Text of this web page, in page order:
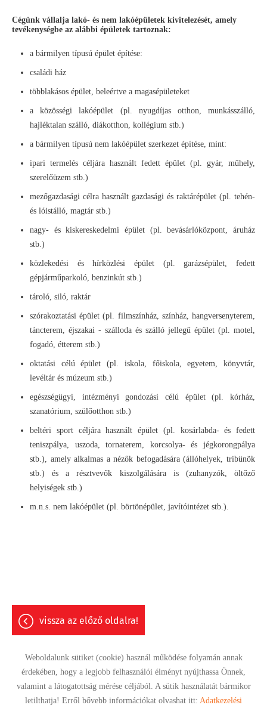
Cégünk vállalja lakó- és nem lakóépületek kivitelezését, amely
tevékenységbe az alábbi épületek tartoznak:
a bármilyen típusú épület építése:
családi ház
többlakásos épület, beleértve a magasépületeket
a közösségi lakóépület (pl. nyugdíjas otthon, munkásszálló,
hajléktalan szálló, diákotthon, kollégium stb.)
a bármilyen típusú nem lakóépület szerkezet építése, mint:
ipari termelés céljára használt fedett épület (pl. gyár, műhely,
szerelőüzem stb.)
mezőgazdasági célra használt gazdasági és raktárépület (pl. tehén-
és lóistálló, magtár stb.)
nagy- és kiskereskedelmi épület (pl. bevásárlóközpont, áruház
stb.)
közlekedési és hírközlési épület (pl. garázsépület, fedett
gépjárműparkoló, benzinkút stb.)
tároló, siló, raktár
szórakoztatási épület (pl. filmszínház, színház, hangversenyterem,
táncterem, éjszakai - szálloda és szálló jellegű épület (pl. motel,
fogadó, étterem stb.)
oktatási célú épület (pl. iskola, főiskola, egyetem, könyvtár,
levéltár és múzeum stb.)
egészségügyi, intézményi gondozási célú épület (pl. kórház,
szanatórium, szülőotthon stb.)
beltéri sport céljára használt épület (pl. kosárlabda- és fedett
teniszpálya, uszoda, tornaterem, korcsolya- és jégkorongpálya
stb.), amely alkalmas a nézők befogadására (állóhelyek, tribünök
stb.) és a résztvevők kiszolgálására is (zuhanyzók, öltőző
helyiségek stb.)
m.n.s. nem lakóépület (pl. börtönépület, javítóintézet stb.).
vissza az előző oldalra!
Oldal információk Adatkezelési tájékoztató Impresszum
Weboldalunk sütiket (cookie) használ működése folyamán annak
érdekében, hogy a legjobb felhasználói élményt nyújthassa Önnek,
valamint a látogatottság mérése céljából. A sütik használatát bármikor
letilthatja! Erről bővebb információkat olvashat itt: Adatkezelési